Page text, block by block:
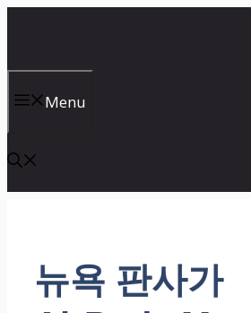
건
기
Menu
뉴욕 판사가